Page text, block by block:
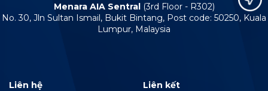
Menara AIA Sentral (3rd Floor - R302)
No. 30, Jln Sultan Ismail, Bukit Bintang, Post code: 50250, Kuala
Lumpur, Malaysia
Liên hệ
Liên kết